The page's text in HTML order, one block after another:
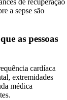
de recuperação
a sepse são
as pessoas
cardíaca
extremidades
médica